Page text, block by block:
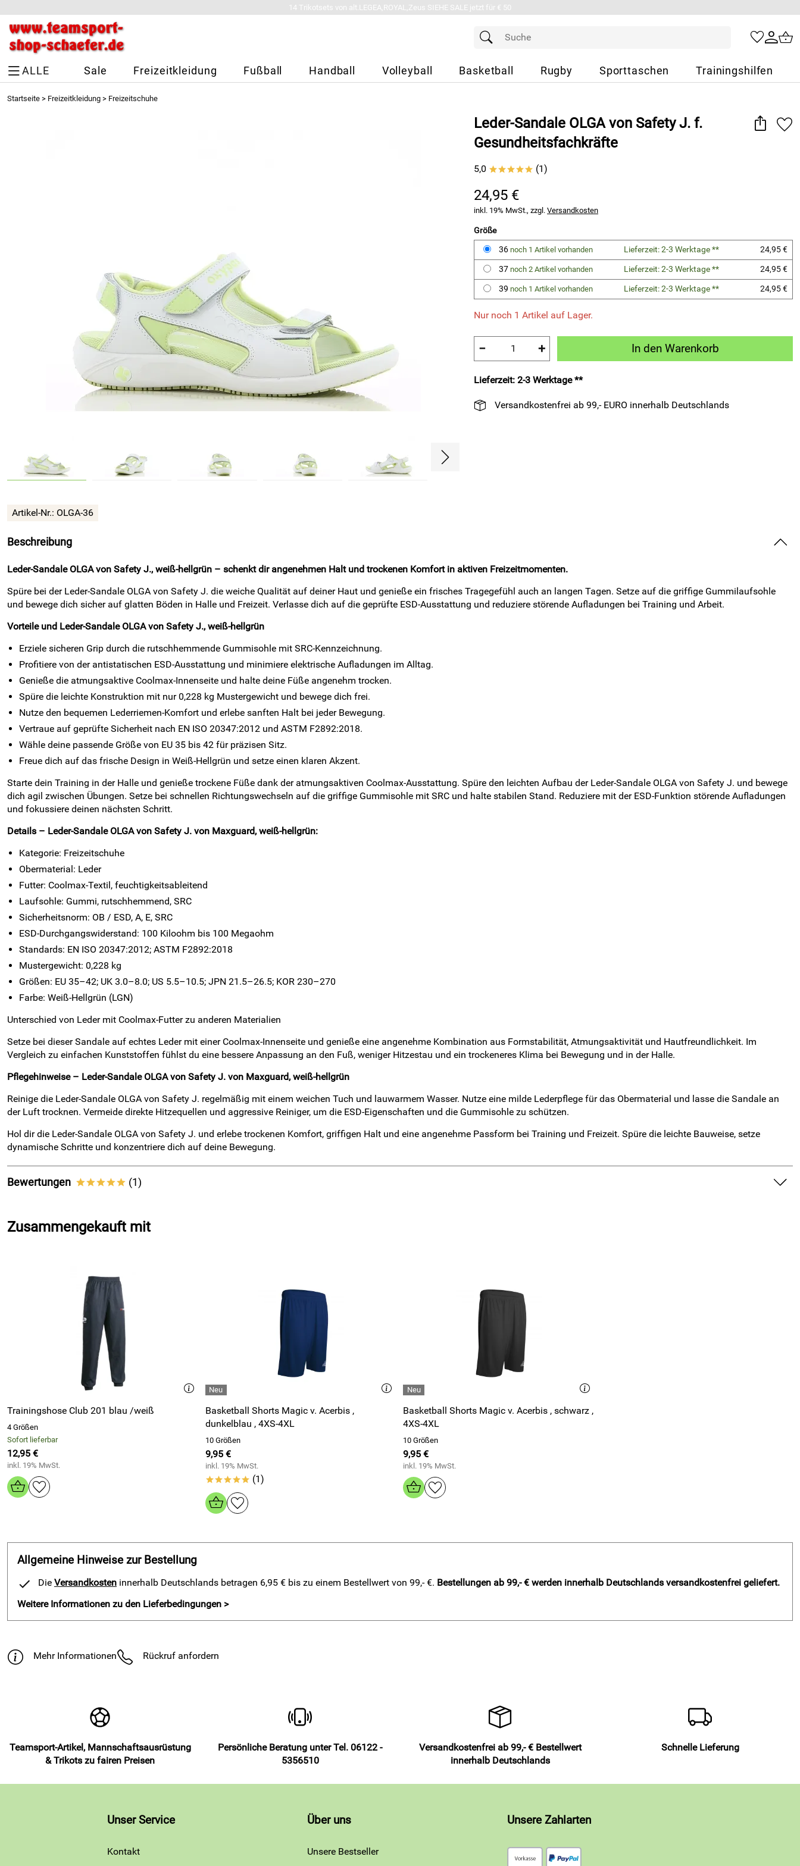
14 Trikotsets von alt.LEGEA,ROYAL,Zeus SIEHE SALE jetzt für € 50
ALLE Sale Freizeitkleidung Fußball Handball Volleyball Basketball Rugby Sporttaschen Trainingshilfen
Startseite > Freizeitkleidung > Freizeitschuhe
Leder-Sandale OLGA von Safety J. f.
Gesundheitsfachkräfte
5,0 ***** (1)
24,95 €
inkl. 19% MwSt., zzgl. Versandkosten
Größe
36 noch 1 Artikel vorhanden Lieferzeit: 2-3 Werktage **
24,95 €
37 noch 2 Artikel vorhanden Lieferzeit: 2-3 Werktage **
24,95 €
39 noch 1 Artikel vorhanden Lieferzeit: 2-3 Werktage ** 24,95 €
Nur noch 1 Artikel auf Lager.
− + In den Warenkorb
Lieferzeit: 2-3 Werktage **
Versandkostenfrei ab 99,- EURO innerhalb Deutschlands
Artikel-Nr.: OLGA-36
Beschreibung
Leder-Sandale OLGA von Safety J., weiß-hellgrün – schenkt dir angenehmen Halt und trockenen Komfort in aktiven Freizeitmomenten.
Spüre bei der Leder-Sandale OLGA von Safety J. die weiche Qualität auf deiner Haut und genieße ein frisches Tragegefühl auch an langen Tagen. Setze auf die griffige Gummilaufsohle
und bewege dich sicher auf glatten Böden in Halle und Freizeit. Verlasse dich auf die geprüfte ESD-Ausstattung und reduziere störende Aufladungen bei Training und Arbeit.
Vorteile und Leder-Sandale OLGA von Safety J., weiß-hellgrün
Erziele sicheren Grip durch die rutschhemmende Gummisohle mit SRC-Kennzeichnung.
Profitiere von der antistatischen ESD-Ausstattung und minimiere elektrische Aufladungen im Alltag.
Genieße die atmungsaktive Coolmax-Innenseite und halte deine Füße angenehm trocken.
Spüre die leichte Konstruktion mit nur 0,228 kg Mustergewicht und bewege dich frei.
Nutze den bequemen Lederriemen-Komfort und erlebe sanften Halt bei jeder Bewegung.
Vertraue auf geprüfte Sicherheit nach EN ISO 20347:2012 und ASTM F2892:2018.
Wähle deine passende Größe von EU 35 bis 42 für präzisen Sitz.
Freue dich auf das frische Design in Weiß-Hellgrün und setze einen klaren Akzent.
Starte dein Training in der Halle und genieße trockene Füße dank der atmungsaktiven Coolmax-Ausstattung. Spüre den leichten Aufbau der Leder-Sandale OLGA von Safety J. und bewege
dich agil zwischen Übungen. Setze bei schnellen Richtungswechseln auf die griffige Gummisohle mit SRC und halte stabilen Stand. Reduziere mit der ESD-Funktion störende Aufladungen
und fokussiere deinen nächsten Schritt.
Details – Leder-Sandale OLGA von Safety J. von Maxguard, weiß-hellgrün:
Kategorie: Freizeitschuhe
Obermaterial: Leder
Futter: Coolmax-Textil, feuchtigkeitsableitend
Laufsohle: Gummi, rutschhemmend, SRC
Sicherheitsnorm: OB / ESD, A, E, SRC
ESD-Durchgangswiderstand: 100 Kiloohm bis 100 Megaohm
Standards: EN ISO 20347:2012; ASTM F2892:2018
Mustergewicht: 0,228 kg
Größen: EU 35–42; UK 3.0–8.0; US 5.5–10.5; JPN 21.5–26.5; KOR 230–270
Farbe: Weiß-Hellgrün (LGN)
Unterschied von Leder mit Coolmax-Futter zu anderen Materialien
Setze bei dieser Sandale auf echtes Leder mit einer Coolmax-Innenseite und genieße eine angenehme Kombination aus Formstabilität, Atmungsaktivität und Hautfreundlichkeit. Im
Vergleich zu einfachen Kunststoffen fühlst du eine bessere Anpassung an den Fuß, weniger Hitzestau und ein trockeneres Klima bei Bewegung und in der Halle.
Pflegehinweise – Leder-Sandale OLGA von Safety J. von Maxguard, weiß-hellgrün
Reinige die Leder-Sandale OLGA von Safety J. regelmäßig mit einem weichen Tuch und lauwarmem Wasser. Nutze eine milde Lederpflege für das Obermaterial und lasse die Sandale an
der Luft trocknen. Vermeide direkte Hitzequellen und aggressive Reiniger, um die ESD-Eigenschaften und die Gummisohle zu schützen.
Hol dir die Leder-Sandale OLGA von Safety J. und erlebe trockenen Komfort, griffigen Halt und eine angenehme Passform bei Training und Freizeit. Spüre die leichte Bauweise, setze
dynamische Schritte und konzentriere dich auf deine Bewegung.
Bewertungen ***** (1)
Verifizierte Bewertung
Sehr gute Kommunikation und Kooperation - alles zu meiner Zufriedenheit bestens abgelaufen - kaufe gerne wieder!
Ein wirklich TOP-Händler!
Kaufdatum: 08.03.2024
Bewertungsdatum: 25.03.2024
Zusammengekauft mit
Trainingshose Club 201 blau /weiß
4 Größen
Sofort lieferbar
12,95 €
inkl. 19% MwSt.
Basketball Shorts Magic v. Acerbis ,
dunkelblau , 4XS-4XL
10 Größen
9,95 €
inkl. 19% MwSt.
***** (1)
Basketball Shorts Magic v. Acerbis , schwarz ,
4XS-4XL
10 Größen
9,95 €
inkl. 19% MwSt.
Allgemeine Hinweise zur Bestellung
Die Versandkosten innerhalb Deutschlands betragen 6,95 € bis zu einem Bestellwert von 99,- €. Bestellungen ab 99,- € werden innerhalb Deutschlands versandkostenfrei geliefert.
Weitere Informationen zu den Lieferbedingungen >
Mehr Informationen Rückruf anfordern
Teamsport-Artikel, Mannschaftsausrüstung
& Trikots zu fairen Preisen
Persönliche Beratung unter Tel. 06122 -
5356510
Versandkostenfrei ab 99,- € Bestellwert
innerhalb Deutschlands
Schnelle Lieferung
Unser Service
Kontakt
Über uns
Unsere Bestseller
Unsere Zahlarten